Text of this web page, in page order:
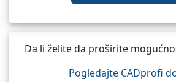
Da li želite da proširite
Pogledajte CADprofi